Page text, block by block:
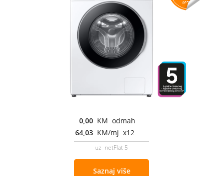
0,00 KM odmah
64,03 KM/mj x12
uz netFlat 5
Saznaj više